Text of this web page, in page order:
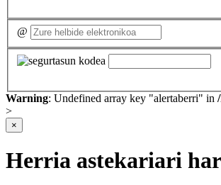
@
Warning: Undefined array key "alertaberri" in
>
×
Herria astekariari